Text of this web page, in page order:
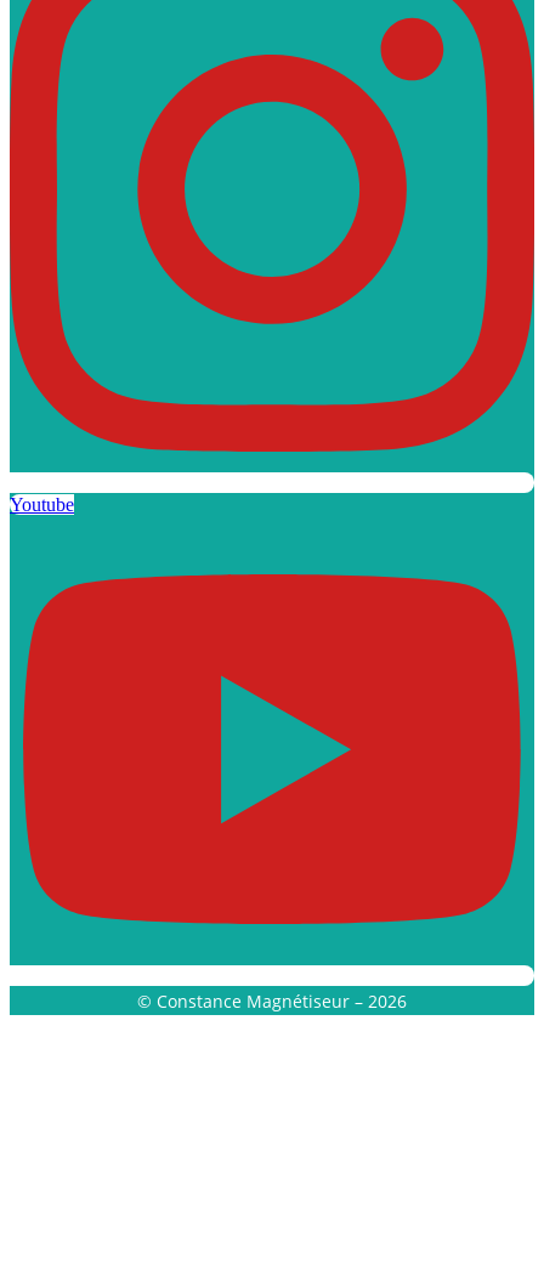
Youtube
© Constance Magnétiseur – 2026